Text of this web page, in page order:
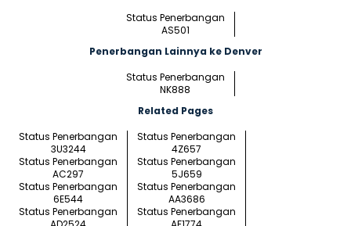
Status Penerbangan
AS501
Penerbangan Lainnya ke Denver
Status Penerbangan
NK888
Related Pages
Status Penerbangan
3U3244
Status Penerbangan
4Z657
Status Penerbangan
AC297
Status Penerbangan
5J659
Status Penerbangan
6E544
Status Penerbangan
AA3686
Status Penerbangan
Status Penerbangan